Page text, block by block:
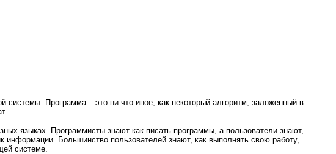
Программа – это ни что иное, как некоторый алгоритм, заложенный в
языках. Программисты знают как писать программы, а пользователи знают,
Большинство пользователей знают, как выполнять свою работу,
системе.